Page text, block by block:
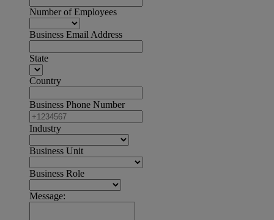
Number of Employees
Business Email Address
State
Country
Business Phone Number
Industry
Business Unit
Business Role
Message: